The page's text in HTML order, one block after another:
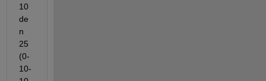
10
de
n
25
(0-
10-